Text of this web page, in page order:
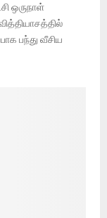
ஒருநாள்
பந்து வீசிய